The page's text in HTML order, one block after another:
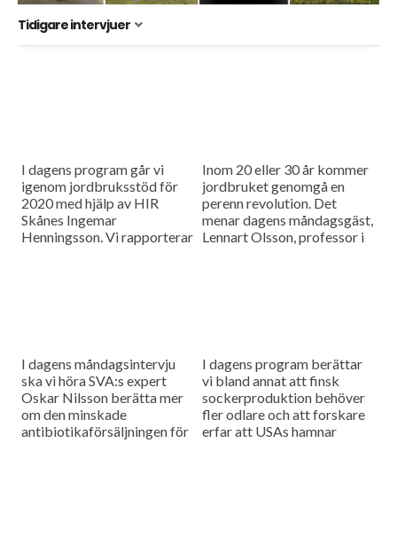
Tidigare intervjuer
I dagens program går vi
igenom jordbruksstöd för
2020 med hjälp av HIR
Skånes Ingemar
Henningsson. Vi rapporterar
Inom 20 eller 30 år kommer
jordbruket genomgå en
perenn revolution. Det
menar dagens måndagsgäst,
Lennart Olsson, professor i
I dagens måndagsintervju
ska vi höra SVA:s expert
Oskar Nilsson berätta mer
om den minskade
antibiotikaförsäljningen för
I dagens program berättar
vi bland annat att finsk
sockerproduktion behöver
fler odlare och att forskare
erfar att USAs hamnar